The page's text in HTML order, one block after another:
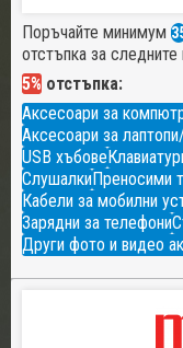
Поръчайте минимум
отстъпка за следните
5% отстъпка:
Аксесоари за
Аксесоари за
USB хъбове
СлушалкиПреносими
Кабели за мобилни
Зарядни за телефони
Други фото и видео